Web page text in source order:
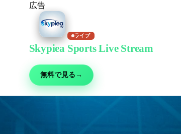
広告
ライブ
Skypiea Sports Live Stream
無料で見る →